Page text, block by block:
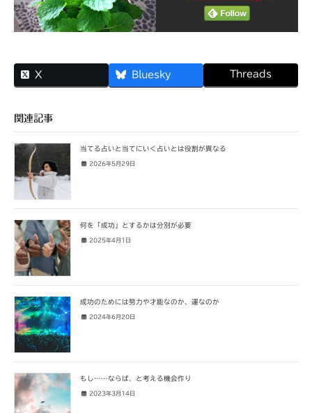
X Bluesky Threads
関連記事
当てる占いと当てにいく占いとは役割が異なる
2026年5月29日
何を「成功」とするかは分別が必要
2025年4月1日
成功のためには努力や才能なのか、運なのか
2024年6月20日
もし……ならば、と考える機会作り
2023年3月14日